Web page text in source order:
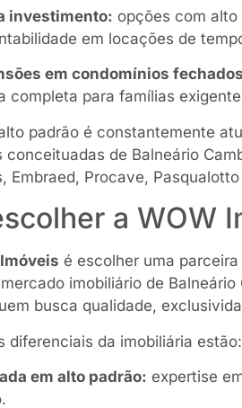
investimento: opções com
em locações de
em condomínios
completa para famílias
padrão é constantemente
de Balneário
Embraed, Procave, Pasqualotto
a WOW
é escolher uma
imobiliário de
busca qualidade,
diferenciais da imobiliária estão:
em alto padrão: expertise